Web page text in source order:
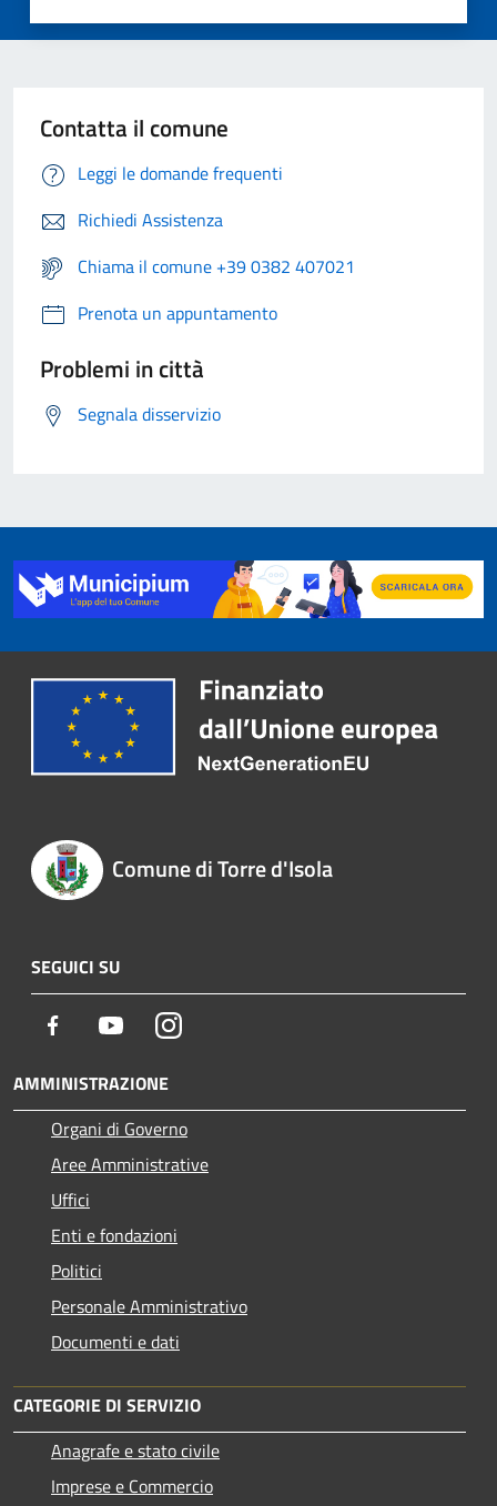
Contatta il comune
Leggi le domande frequenti
Richiedi Assistenza
Chiama il comune +39 0382 407021
Prenota un appuntamento
Problemi in città
Segnala disservizio
Comune di Torre d'Isola
SEGUICI SU
Facebook YoutubeInstagram
AMMINISTRAZIONE
Organi di Governo
Aree Amministrative
Uffici
Enti e fondazioni
Politici
Personale Amministrativo
Documenti e dati
CATEGORIE DI SERVIZIO
Anagrafe e stato civile
Imprese e Commercio